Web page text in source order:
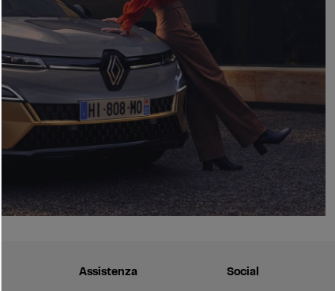
Assistenza Social